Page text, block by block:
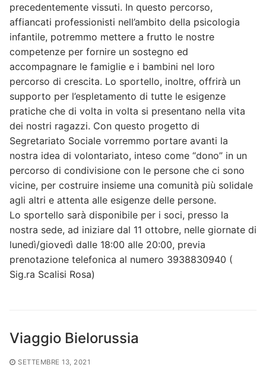
precedentemente vissuti. In questo percorso,
affiancati professionisti nell’ambito della psicologia
infantile, potremmo mettere a frutto le nostre
competenze per fornire un sostegno ed
accompagnare le famiglie e i bambini nel loro
percorso di crescita. Lo sportello, inoltre, offrirà un
supporto per l’espletamento di tutte le esigenze
pratiche che di volta in volta si presentano nella vita
dei nostri ragazzi. Con questo progetto di
Segretariato Sociale vorremmo portare avanti la
nostra idea di volontariato, inteso come “dono” in un
percorso di condivisione con le persone che ci sono
vicine, per costruire insieme una comunità più solidale
agli altri e attenta alle esigenze delle persone.
Lo sportello sarà disponibile per i soci, presso la
nostra sede, ad iniziare dal 11 ottobre, nelle giornate di
lunedì/giovedì dalle 18:00 alle 20:00, previa
prenotazione telefonica al numero 3938830940 (
Sig.ra Scalisi Rosa)
Viaggio Bielorussia
SETTEMBRE 13, 2021